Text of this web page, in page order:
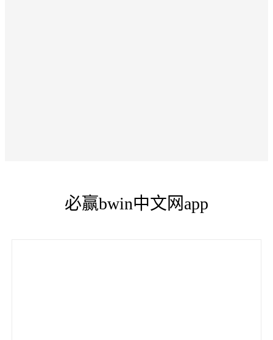
必赢bwin中文网app